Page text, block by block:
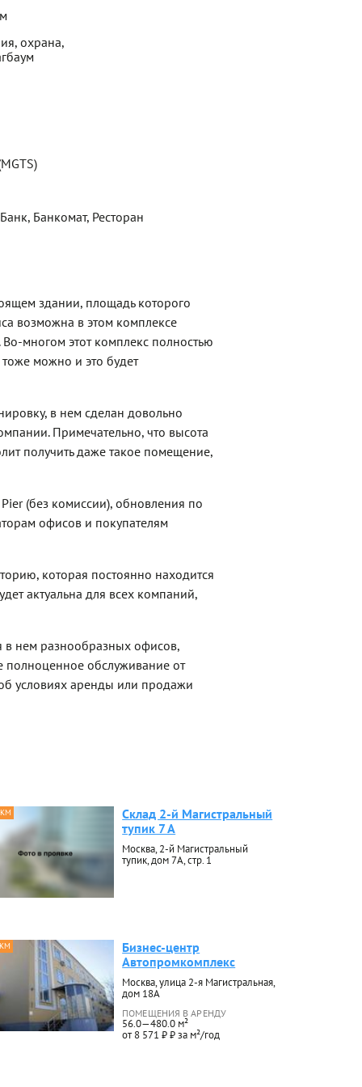
охрана,
Банкомат, Ресторан
здании, площадь которого
возможна в этом комплексе
многом этот комплекс полностью
тоже можно и это будет
в нем сделан довольно
Примечательно, что высота
получить даже такое помещение,
(без комиссии), обновления по
офисов и покупателям
которая постоянно находится
актуальна для всех компаний,
в нем разнообразных офисов,
полноценное обслуживание от
условиях аренды или продажи
Склад 2-й Магистральный
тупик 7 А
Москва, 2-й Магистральный
тупик, дом 7А, стр. 1
Бизнес-центр
Автопромкомплекс
Москва, улица 2-я Магистральная,
дом 18А
ПОМЕЩЕНИЯ В АРЕНДУ
56.0—480.0 м²
от 8 571 ₽ ₽ за м²/год